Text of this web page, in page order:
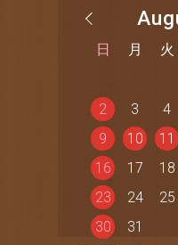
日 月 火
2
3 4
9
10 11
16
17 18
23
24 25
30
31